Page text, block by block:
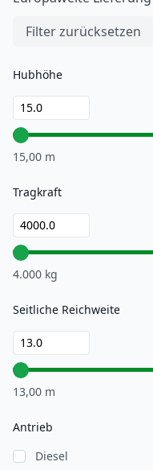
Filters
Filter zurücksetzen
Hubhöhe
15,00 m
Tragkraft
4.000 kg
Seitliche Reichweite
13,00 m
Antrieb
Diesel